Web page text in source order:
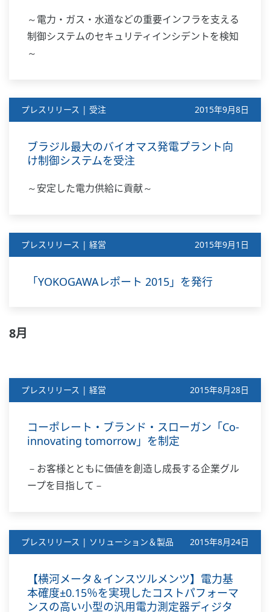
～電力・ガス・水道などの重要インフラを支える
制御システムのセキュリティインシデントを検知
～
プレスリリース | 受注 2015年9月8日
ブラジル最大のバイオマス発電プラント向
け制御システムを受注
～安定した電力供給に貢献～
プレスリリース | 経営 2015年9月1日
「YOKOGAWAレポート 2015」を発行
8月
プレスリリース | 経営 2015年8月28日
コーポレート・ブランド・スローガン「Co-
innovating tomorrow」を制定
－お客様とともに価値を創造し成長する企業グル
ープを目指して－
プレスリリース | ソリューション＆製品 2015年8月24日
【横河メータ＆インスツルメンツ】電力基
本確度±0.15％を実現したコストパフォーマ
ンスの高い小型の汎用電力測定器ディジタ